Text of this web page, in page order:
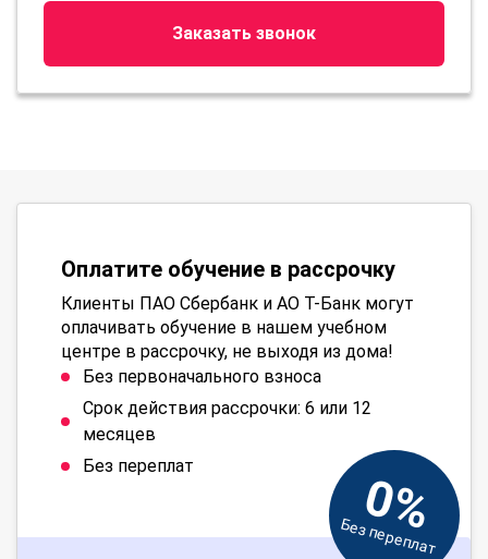
Заказать звонок
Оплатите обучение в рассрочку
Клиенты ПАО Сбербанк и АО Т-Банк могут
оплачивать обучение в нашем учебном
центре в рассрочку, не выходя из дома!
Без первоначального взноса
Срок действия рассрочки: 6 или 12
месяцев
Без переплат
0%
Без переплат